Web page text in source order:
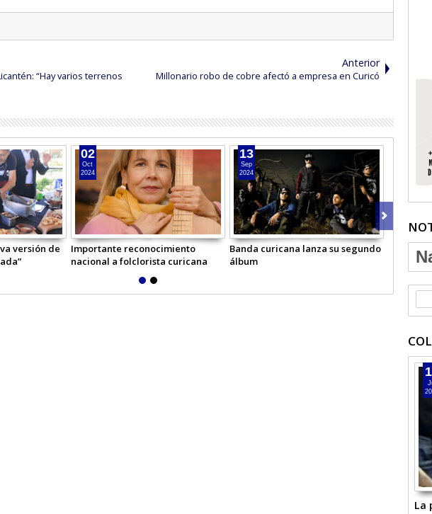
“Hay varios terrenos
Anterior
Millonario robo de cobre afectó a empresa en Curicó
versión de
Importante reconocimiento
nacional a folclorista curicana
02
Oct
2024
Banda curicana lanza su segundo
álbum
13
Sep
2024
Sigue
Cerezos
La